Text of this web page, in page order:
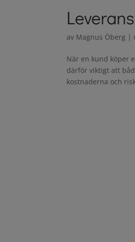
av Magnus Öberg |
När en kund köper
därför viktigt att
kostnaderna och